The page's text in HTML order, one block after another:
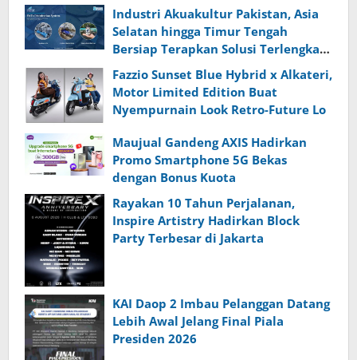
Industri Akuakultur Pakistan, Asia
Selatan hingga Timur Tengah
Bersiap Terapkan Solusi Terlengkap
dari Indonesia
Fazzio Sunset Blue Hybrid x Alkateri,
Motor Limited Edition Buat
Nyempurnain Look Retro-Future Lo
Maujual Gandeng AXIS Hadirkan
Promo Smartphone 5G Bekas
dengan Bonus Kuota
Rayakan 10 Tahun Perjalanan,
Inspire Artistry Hadirkan Block
Party Terbesar di Jakarta
KAI Daop 2 Imbau Pelanggan Datang
Lebih Awal Jelang Final Piala
Presiden 2026